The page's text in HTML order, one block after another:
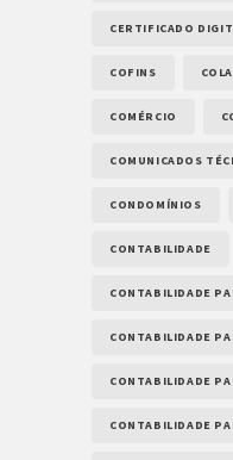
CERTIFICADO
COFINS
COMÉRCIO
COMUNICADOS
CONDOMÍNIOS
CONTABILIDADE
CONTABILIDADE
CONTABILIDADE
CONTABILIDADE
CONTABILIDADE